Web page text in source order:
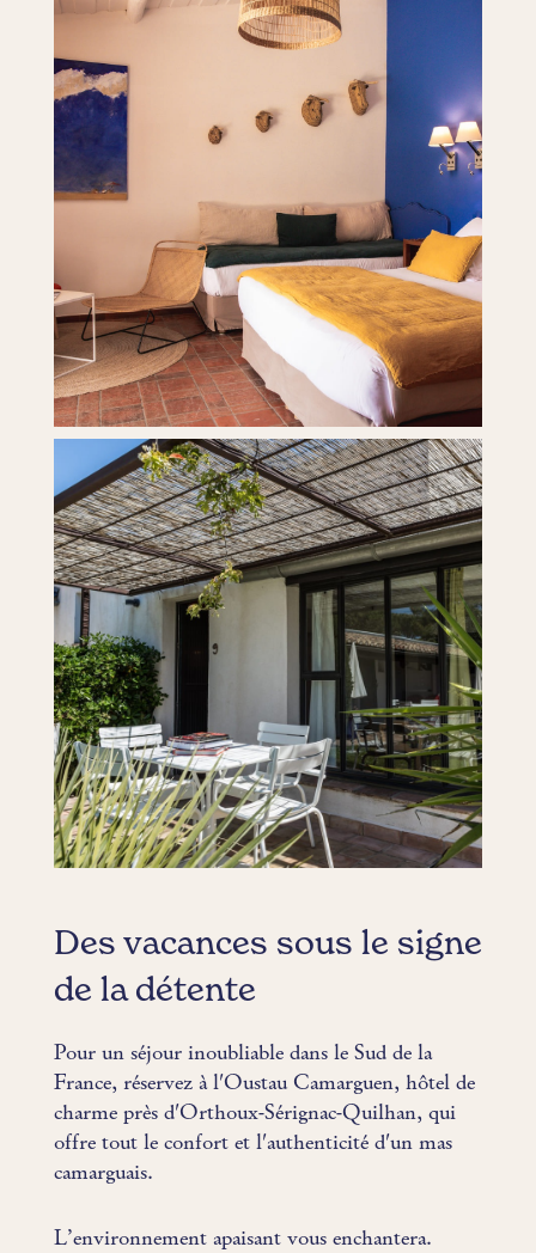
Des vacances sous le signe
de la détente
Pour un séjour inoubliable dans le Sud de la
France, réservez à l'Oustau Camarguen, hôtel de
charme près d'Orthoux-Sérignac-Quilhan, qui
offre tout le confort et l'authenticité d'un mas
camarguais.
L’environnement apaisant vous enchantera.